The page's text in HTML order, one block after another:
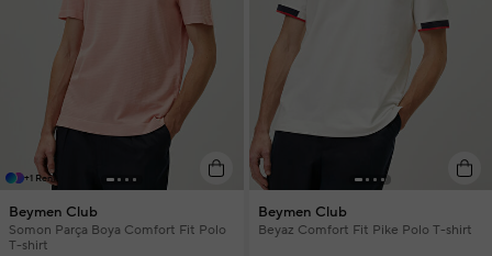
+1 Renk
Beymen Club
Somon Parça Boya Comfort Fit Polo
T-shirt
Beymen Club
Beyaz Comfort Fit Pike Polo T-shirt